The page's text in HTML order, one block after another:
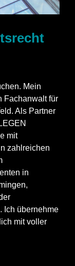
Mein
Fachanwalt für
Als Partner
mit
zahlreichen
in
Ich übernehme
mit voller